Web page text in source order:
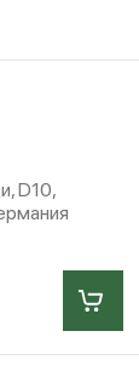
D10,